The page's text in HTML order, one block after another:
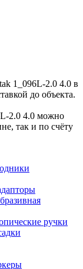
1_096L-2.0 4.0 в
до объекта.
2.0 4.0 можно
так и по счёту
ручки